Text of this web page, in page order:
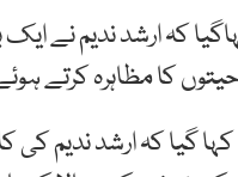
کہ ارشد ندیم نے ایک
کا مظاہرہ کرتے
کہ ارشد ندیم کی